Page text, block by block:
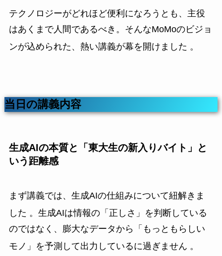
テクノロジーがどれほど便利になろうとも、主役
はあくまで人間であるべき。そんなMoMoのビジョ
ンが込められた、熱い講義が幕を開けました 。
当日の講義内容
生成AIの本質と「東大生の新入りバイト」と
いう距離感
まず講義では、生成AIの仕組みについて紐解きま
した 。生成AIは情報の「正しさ」を判断している
のではなく、膨大なデータから「もっともらしい
モノ」を予測して出力しているに過ぎません 。